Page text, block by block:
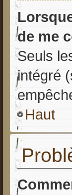
de me
Seuls
intégré
Haut